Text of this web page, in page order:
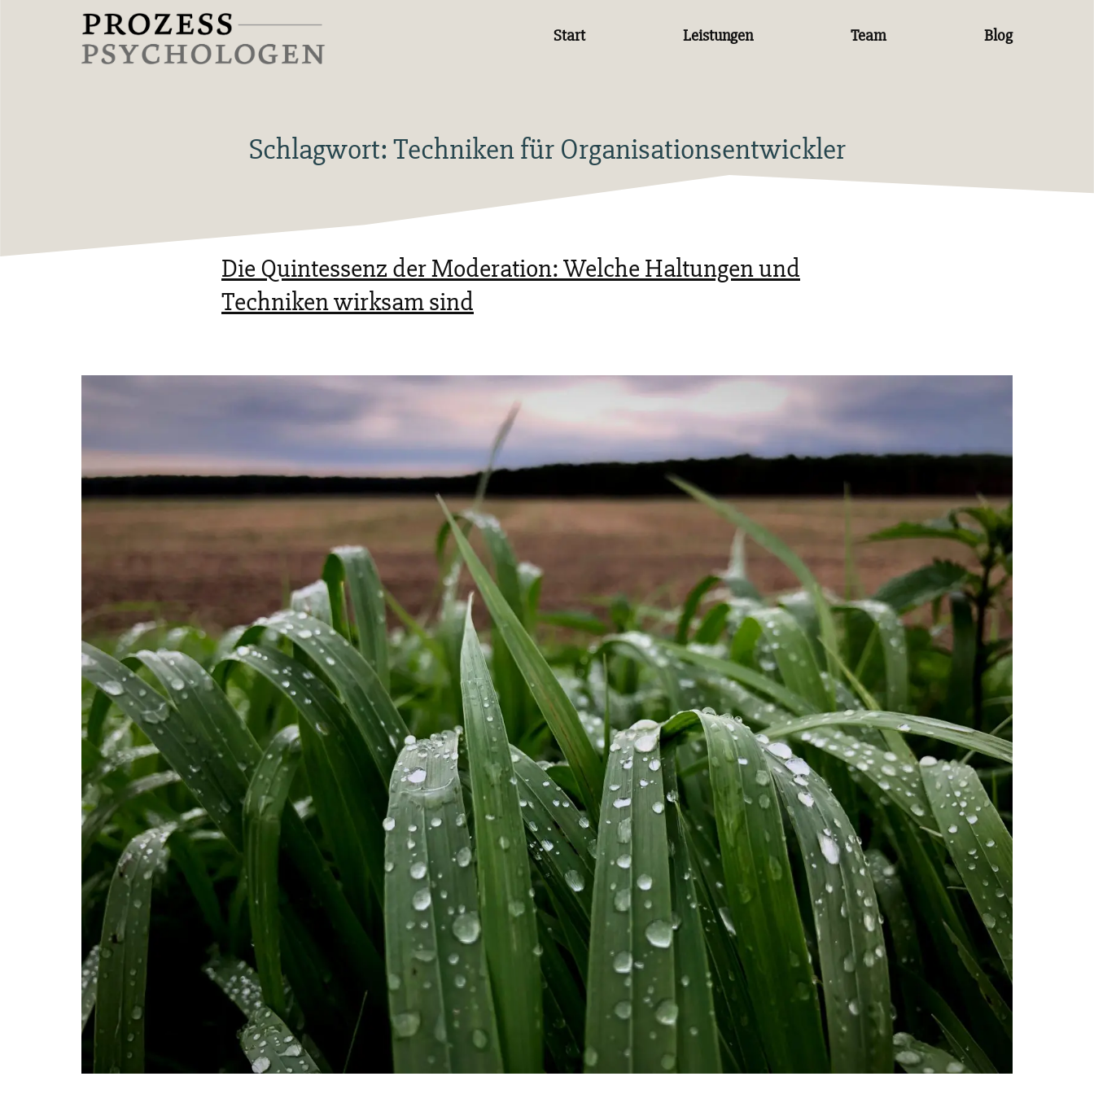
Start Leistungen Team Blog
Schlagwort: Techniken für Organisationsentwickler
Die Quintessenz der Moderation: Welche Haltungen und
Techniken wirksam sind